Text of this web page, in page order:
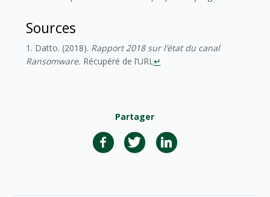
Sources
1. Datto. (2018). Rapport 2018 sur l’état du canal
Ransomware. Récupéré de l’URL ↵
Partager